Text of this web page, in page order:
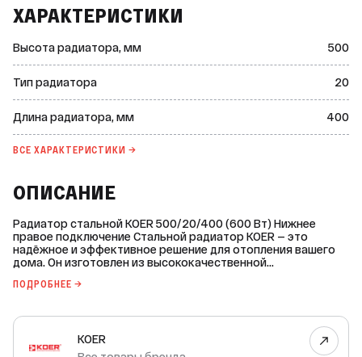
ХАРАКТЕРИСТИКИ
Высота радиатора, мм 500
Тип радиатора 20
Длина радиатора, мм 400
ВСЕ ХАРАКТЕРИСТИКИ →
ОПИСАНИЕ
Радиатор стальной KOER 500/20/400 (600 Вт) Нижнее
правое подключение Стальной радиатор KOER — это
надёжное и эффективное решение для отопления вашего
дома. Он изготовлен из высококачественной
технологии BONDERITE N-MT, которая обеспечивает
имеет следующие характеристики: * Длина: 400 мм; *
Высота: 500 мм; * Межосевое расстояние: 449 мм; *
Толщина (глубина): 104 мм; * Теплоотдача: 600 Вт; *
Площадь обогрева: 6 м²; * Тип подключения: нижнее
ПОДРОБНЕЕ →
KOER